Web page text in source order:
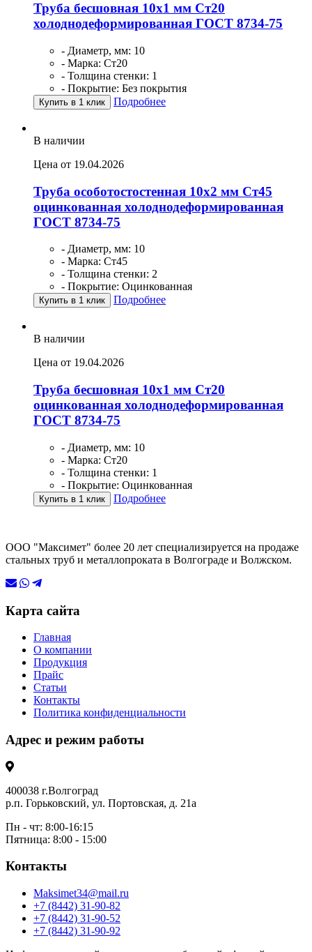
Труба бесшовная 10х1 мм Ст20
холоднодеформированная ГОСТ 8734-75
- Диаметр, мм: 10
- Марка: Ст20
- Толщина стенки: 1
- Покрытие: Без покрытия
Купить в 1 клик Подробнее
В наличии
Цена от 19.04.2026
Труба особотостостенная 10х2 мм Ст45
оцинкованная холоднодеформированная
ГОСТ 8734-75
- Диаметр, мм: 10
- Марка: Ст45
- Толщина стенки: 2
- Покрытие: Оцинкованная
Купить в 1 клик Подробнее
В наличии
Цена от 19.04.2026
Труба бесшовная 10х1 мм Ст20
оцинкованная холоднодеформированная
ГОСТ 8734-75
- Диаметр, мм: 10
- Марка: Ст20
- Толщина стенки: 1
- Покрытие: Оцинкованная
Купить в 1 клик Подробнее
ООО "Максимет" более 20 лет специализируется на продаже
стальных труб и металлопроката в Волгограде и Волжском.
Карта сайта
Главная
О компании
Продукция
Прайс
Статьи
Контакты
Политика конфиденциальности
Адрес и режим работы
400038 г.Волгоград
р.п. Горьковский, ул. Портовская, д. 21а
Пн - чт: 8:00-16:15
Пятница: 8:00 - 15:00
Контакты
Maksimet34@mail.ru
+7 (8442) 31-90-82
+7 (8442) 31-90-52
+7 (8442) 31-90-92